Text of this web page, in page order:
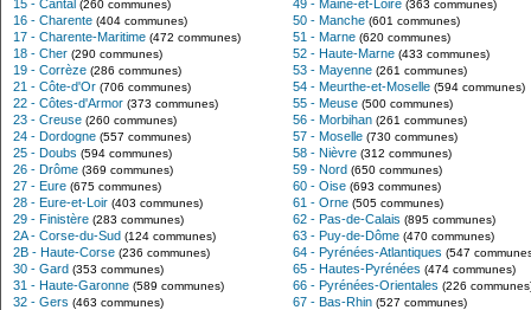
15 - Cantal (260 communes)
16 - Charente (404 communes)
17 - Charente-Maritime (472 communes)
18 - Cher (290 communes)
19 - Corrèze (286 communes)
21 - Côte-d'Or (706 communes)
22 - Côtes-d'Armor (373 communes)
23 - Creuse (260 communes)
24 - Dordogne (557 communes)
25 - Doubs (594 communes)
26 - Drôme (369 communes)
27 - Eure (675 communes)
28 - Eure-et-Loir (403 communes)
29 - Finistère (283 communes)
2A - Corse-du-Sud (124 communes)
2B - Haute-Corse (236 communes)
30 - Gard (353 communes)
31 - Haute-Garonne (589 communes)
32 - Gers (463 communes)
49 - Maine-et-Loire (363 communes)
50 - Manche (601 communes)
51 - Marne (620 communes)
52 - Haute-Marne (433 communes)
53 - Mayenne (261 communes)
54 - Meurthe-et-Moselle (594 communes)
55 - Meuse (500 communes)
56 - Morbihan (261 communes)
57 - Moselle (730 communes)
58 - Nièvre (312 communes)
59 - Nord (650 communes)
60 - Oise (693 communes)
61 - Orne (505 communes)
62 - Pas-de-Calais (895 communes)
63 - Puy-de-Dôme (470 communes)
64 - Pyrénées-Atlantiques (547
65 - Hautes-Pyrénées (474 communes)
66 - Pyrénées-Orientales (226
67 - Bas-Rhin (527 communes)